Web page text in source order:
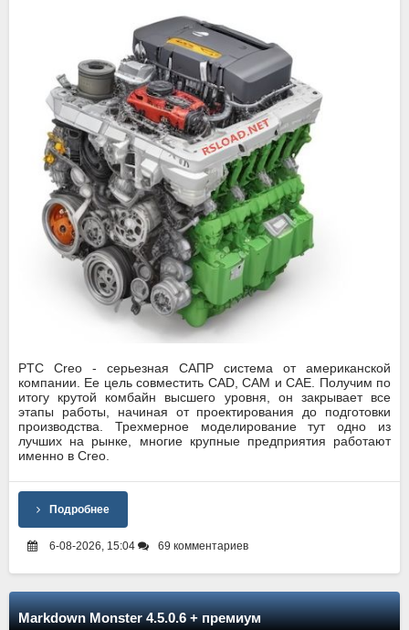
PTC Creo - серьезная САПР система от американской
компании. Ее цель совместить CAD, CAM и CAE. Получим по
итогу крутой комбайн высшего уровня, он закрывает все
этапы работы, начиная от проектирования до подготовки
производства. Трехмерное моделирование тут одно из
лучших на рынке, многие крупные предприятия работают
именно в Creo.
Подробнее
6-08-2026, 15:04 69 комментариев
Markdown Monster 4.5.0.6 + премиум